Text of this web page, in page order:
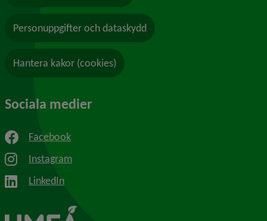
Personuppgifter och dataskydd
Hantera kakor (cookies)
Sociala medier
Facebook
Instagram
LinkedIn